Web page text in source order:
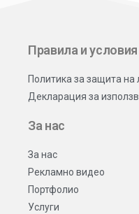
Правила и условия
Политика за защита на
Декларация за
За нас
За нас
Рекламно видео
Портфолио
Услуги